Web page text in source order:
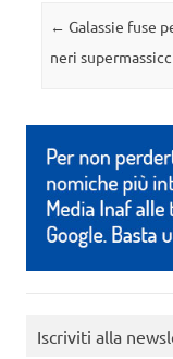
Navigazione
← Galassie fuse
neri
Iscriviti alla